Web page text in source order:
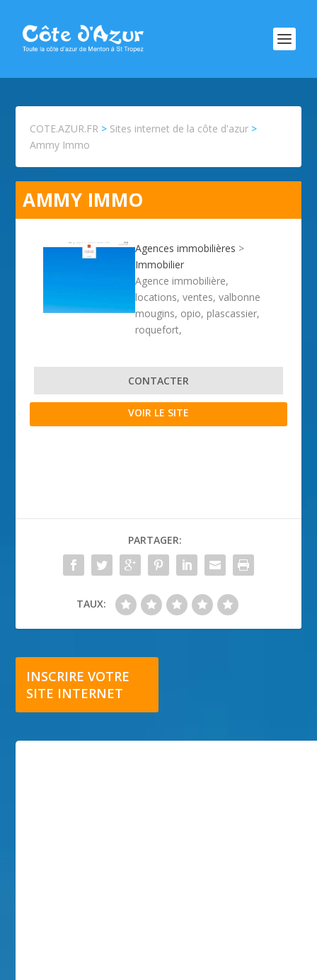
COTE.AZUR.FR > Sites internet de la côte d'azur >
Ammy Immo
AMMY IMMO
Agences immobilières >
Immobilier
Agence immobilière,
locations, ventes, valbonne
mougins, opio, plascassier,
roquefort,
CONTACTER
VOIR LE SITE
PARTAGER:
TAUX:
INSCRIRE VOTRE
SITE INTERNET